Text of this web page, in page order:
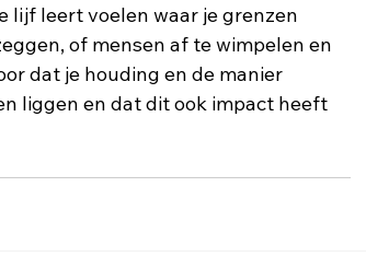
lijf leert voelen waar je grenzen
of mensen af te wimpelen en
dat je houding en de manier
liggen en dat dit ook impact heeft